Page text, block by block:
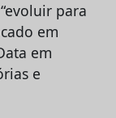
para
em
em
e